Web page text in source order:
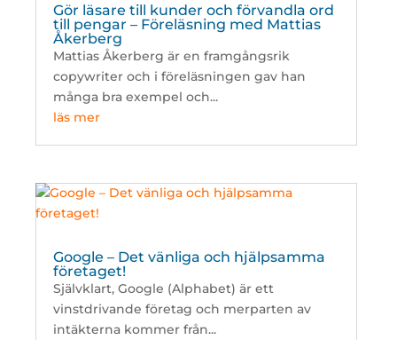
Gör läsare till kunder och förvandla ord
till pengar – Föreläsning med Mattias
Åkerberg
Mattias Åkerberg är en framgångsrik
copywriter och i föreläsningen gav han
många bra exempel och...
läs mer
Google – Det vänliga och hjälpsamma
företaget!
Självklart, Google (Alphabet) är ett
vinstdrivande företag och merparten av
intäkterna kommer från...